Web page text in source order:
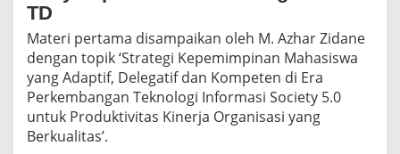
A
N
M
A
H
A
TD
Materi pertama disampaikan oleh M. Azhar Zidane
dengan topik ‘Strategi Kepemimpinan Mahasiswa
yang Adaptif, Delegatif dan Kompeten di Era
Perkembangan Teknologi Informasi Society 5.0
untuk Produktivitas Kinerja Organisasi yang
Berkualitas’.